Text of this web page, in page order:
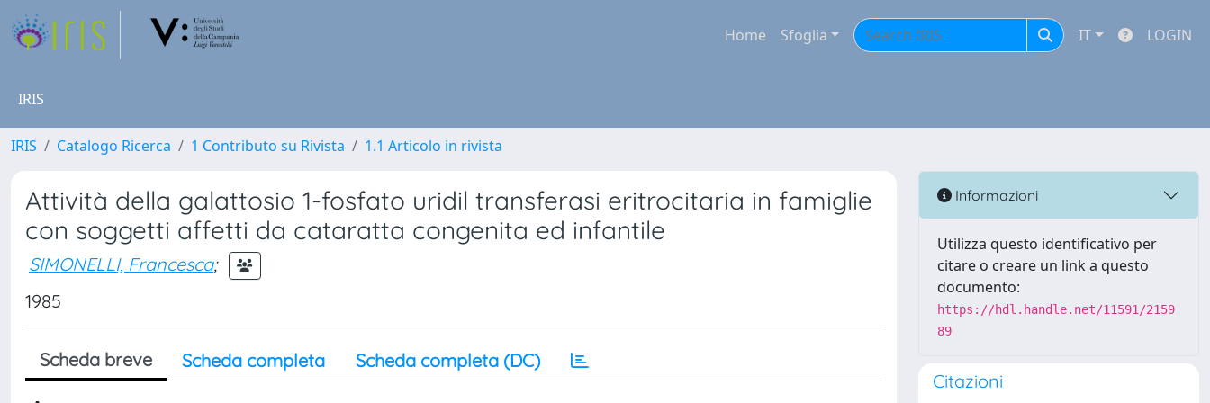
Home Sfoglia IT LOGIN
IRIS
IRIS Catalogo Ricerca 1 Contributo su Rivista 1.1 Articolo in rivista
Attività della galattosio 1-fosfato uridil transferasi eritrocitaria in famiglie
con soggetti affetti da cataratta congenita ed infantile
SIMONELLI, Francesca;
1985
Scheda breve Scheda completa Scheda completa (DC)
Informazioni
Utilizza questo identificativo per
citare o creare un link a questo
documento:
https://hdl.handle.net/11591/2159
89
Citazioni